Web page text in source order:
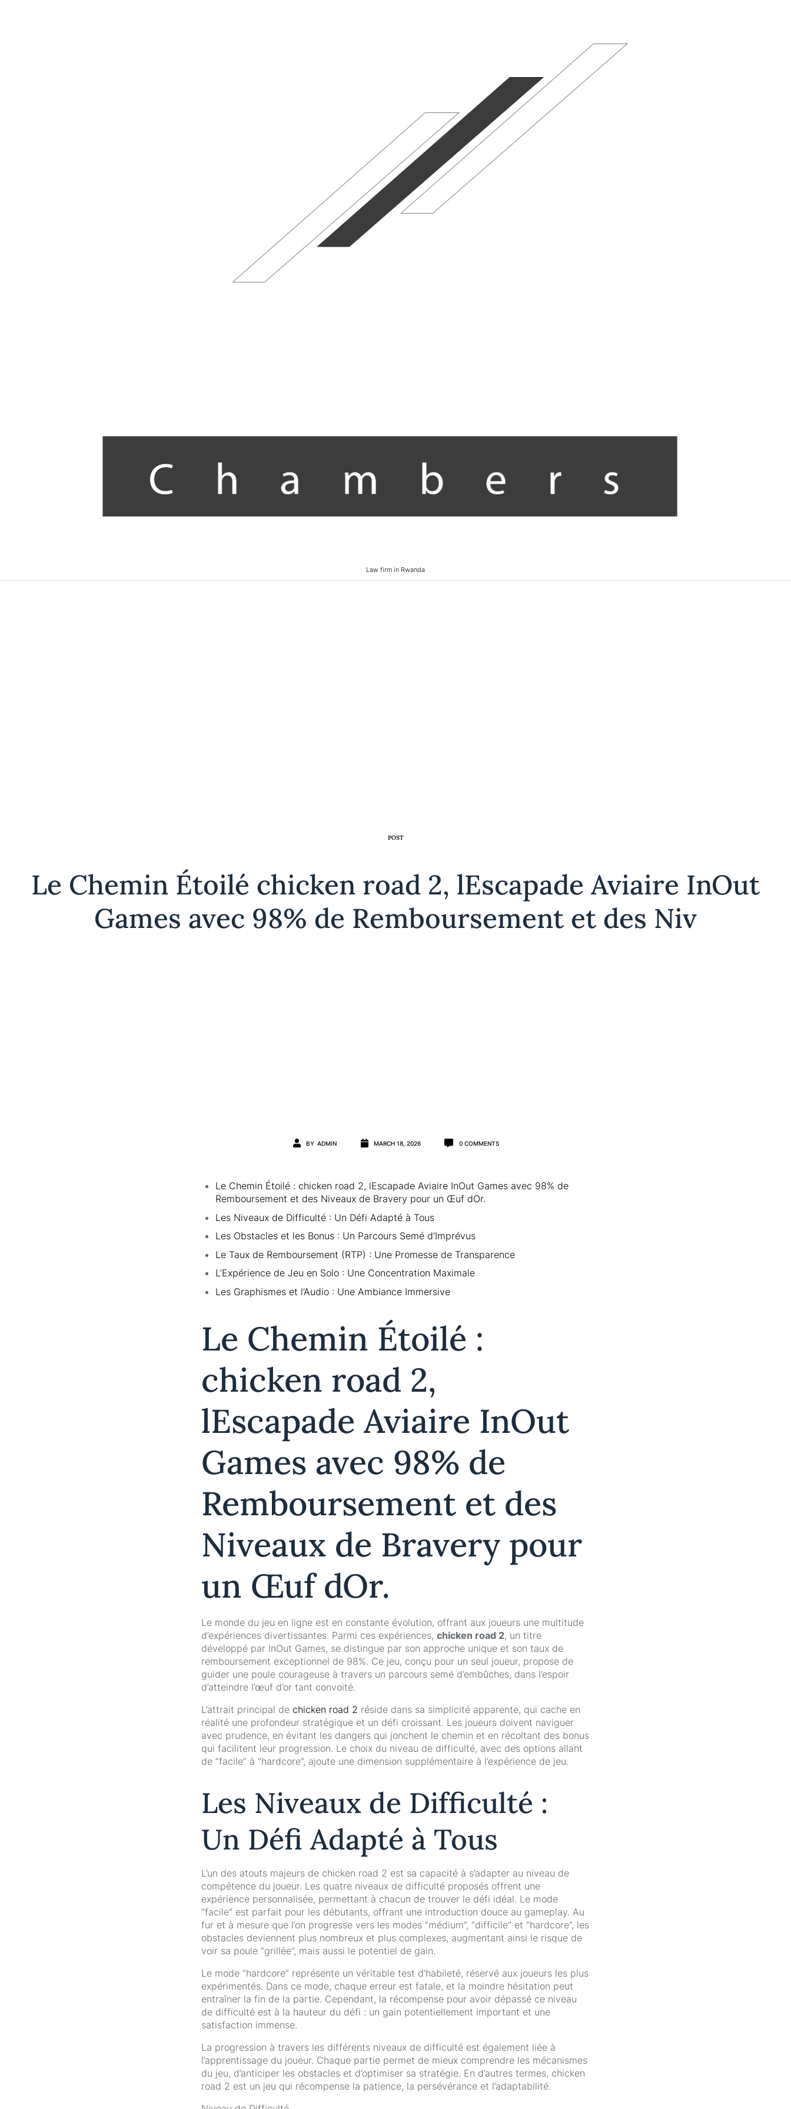
Law firm in Rwanda
Skip
Le Chemin Étoilé chicken road 2, lEscapade Aviaire InOut
Games avec 98% de Remboursement et des Niv
CATEGORY
POST
BY ADMIN MARCH 18, 2026 0 COMMENTS
Le Chemin Étoilé : chicken road 2, lEscapade Aviaire InOut Games avec 98% de
Remboursement et des Niveaux de Bravery pour un Œuf dOr.
Les Niveaux de Difficulté : Un Défi Adapté à Tous
Les Obstacles et les Bonus : Un Parcours Semé d’Imprévus
Le Taux de Remboursement (RTP) : Une Promesse de Transparence
L’Expérience de Jeu en Solo : Une Concentration Maximale
Les Graphismes et l’Audio : Une Ambiance Immersive
Le Chemin Étoilé :
chicken road 2,
lEscapade Aviaire InOut
Games avec 98% de
Remboursement et des
Niveaux de Bravery pour
un Œuf dOr.
Le monde du jeu en ligne est en constante évolution, offrant aux joueurs une multitude
d’expériences divertissantes. Parmi ces expériences, chicken road 2, un titre
développé par InOut Games, se distingue par son approche unique et son taux de
remboursement exceptionnel de 98%. Ce jeu, conçu pour un seul joueur, propose de
guider une poule courageuse à travers un parcours semé d’embûches, dans l’espoir
d’atteindre l’œuf d’or tant convoité.
L’attrait principal de chicken road 2 réside dans sa simplicité apparente, qui cache en
réalité une profondeur stratégique et un défi croissant. Les joueurs doivent naviguer
avec prudence, en évitant les dangers qui jonchent le chemin et en récoltant des bonus
qui facilitent leur progression. Le choix du niveau de difficulté, avec des options allant
de “facile” à “hardcore”, ajoute une dimension supplémentaire à l’expérience de jeu.
Les Niveaux de Difficulté :
Un Défi Adapté à Tous
L’un des atouts majeurs de chicken road 2 est sa capacité à s’adapter au niveau de
compétence du joueur. Les quatre niveaux de difficulté proposés offrent une
expérience personnalisée, permettant à chacun de trouver le défi idéal. Le mode
“facile” est parfait pour les débutants, offrant une introduction douce au gameplay. Au
fur et à mesure que l’on progresse vers les modes “médium”, “difficile” et “hardcore”, les
obstacles deviennent plus nombreux et plus complexes, augmentant ainsi le risque de
voir sa poule “grillée”, mais aussi le potentiel de gain.
Le mode “hardcore” représente un véritable test d’habileté, réservé aux joueurs les plus
expérimentés. Dans ce mode, chaque erreur est fatale, et la moindre hésitation peut
entraîner la fin de la partie. Cependant, la récompense pour avoir dépassé ce niveau
de difficulté est à la hauteur du défi : un gain potentiellement important et une
satisfaction immense.
La progression à travers les différents niveaux de difficulté est également liée à
l’apprentissage du joueur. Chaque partie permet de mieux comprendre les mécanismes
du jeu, d’anticiper les obstacles et d’optimiser sa stratégie. En d’autres termes, chicken
road 2 est un jeu qui récompense la patience, la persévérance et l’adaptabilité.